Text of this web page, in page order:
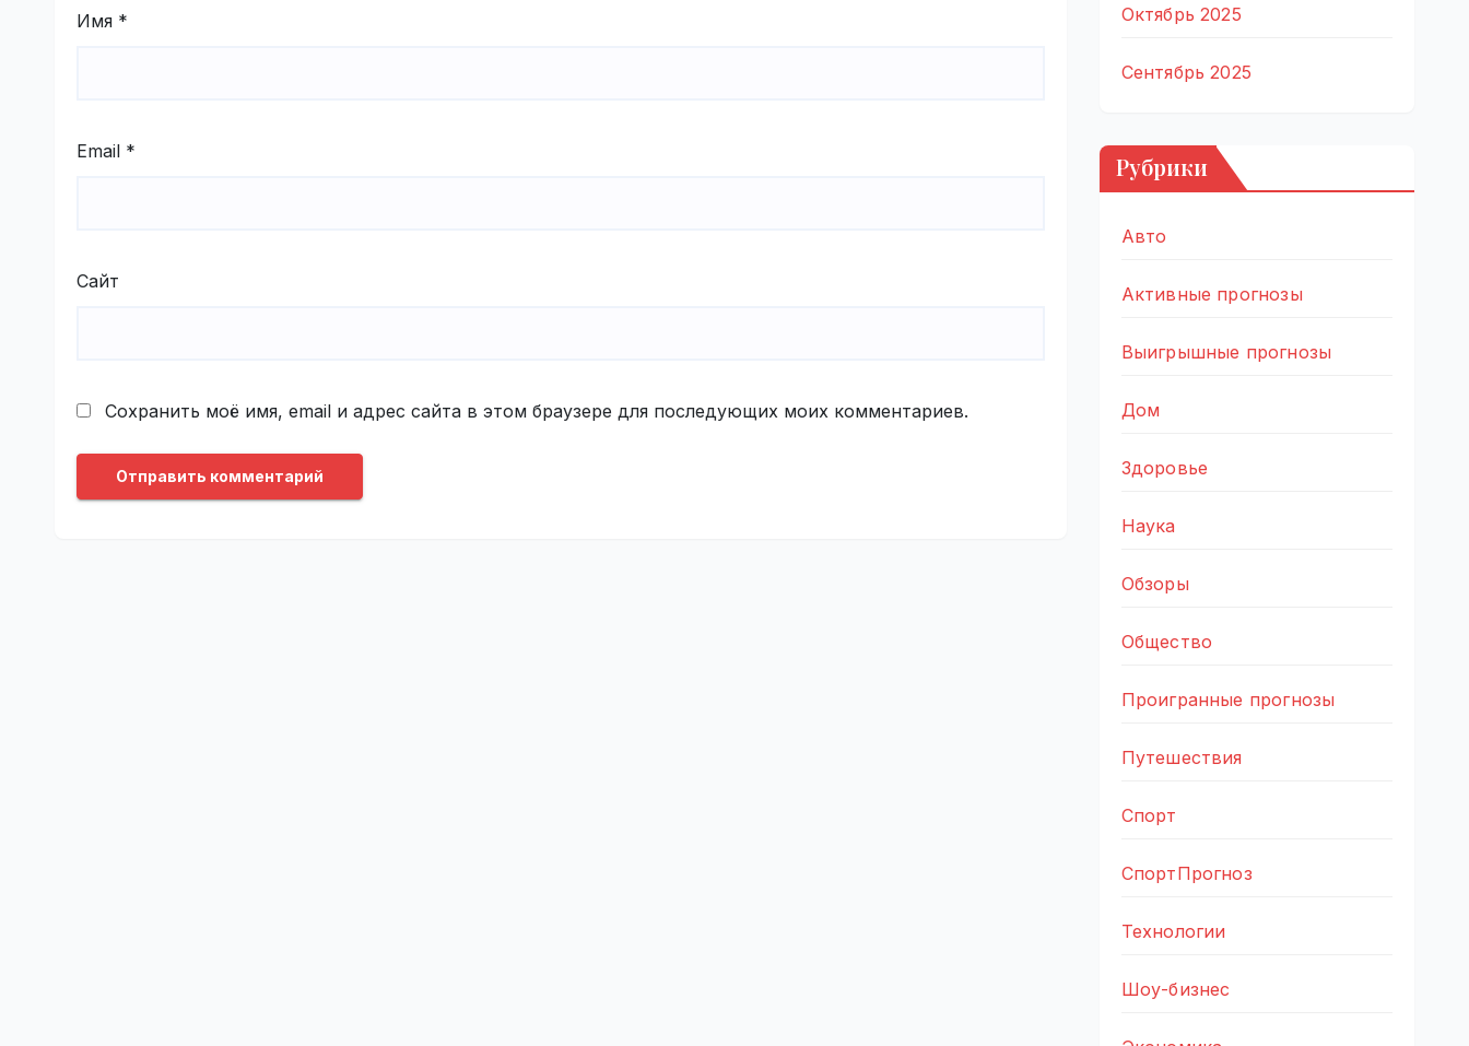
Имя *
Email *
Сайт
Сохранить моё имя, email и адрес сайта в этом браузере для последующих моих комментариев.
Октябрь 2025
Сентябрь 2025
Рубрики
Авто
Активные прогнозы
Выигрышные прогнозы
Дом
Здоровье
Наука
Обзоры
Общество
Проигранные прогнозы
Путешествия
Спорт
СпортПрогноз
Технологии
Шоу-бизнес